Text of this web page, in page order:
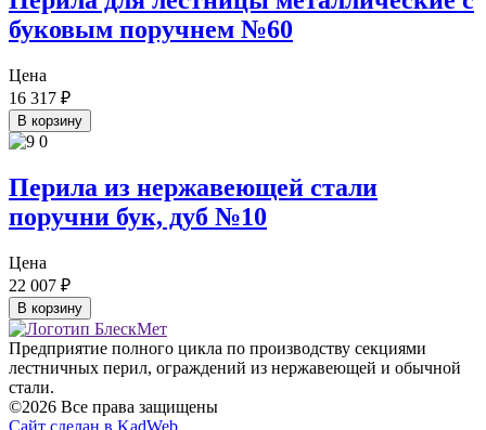
буковым поручнем №60
Цена
16 317 ₽
В корзину
Перила из нержавеющей стали
поручни бук, дуб №10
Цена
22 007 ₽
В корзину
Предприятие полного цикла по производству секциями
лестничных перил, ограждений из нержавеющей и обычной
стали.
©2026 Все права защищены
Сайт сделан в KadWeb